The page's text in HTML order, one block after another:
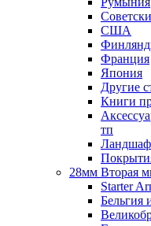
США
Франция
Япония
Другие
Книги
тп
28мм Вторая
Starter
Бельгия